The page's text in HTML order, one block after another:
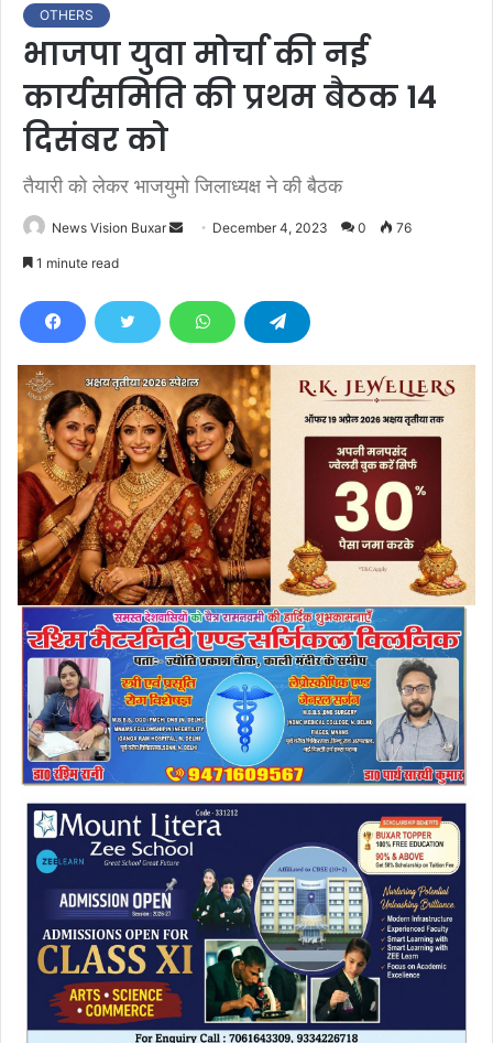
OTHERS
भाजपा युवा मोर्चा की नई
कार्यसमिति की प्रथम बैठक 14
दिसंबर को
तैयारी को लेकर भाजयुमो जिलाध्यक्ष ने की बैठक
News Vision Buxar
d
e
m
a
i
l
December 4, 2023 0 76
1 minute read